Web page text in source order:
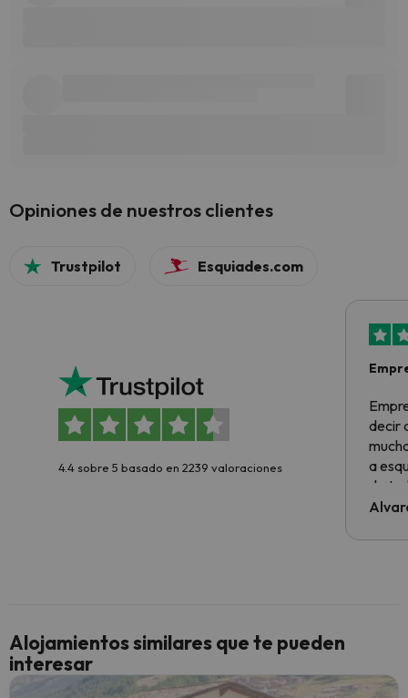
Opiniones de nuestros clientes
Trustpilot Esquiades.com
4.4 sobre 5 basado en 2239 valoraciones
decir
a
de
al
culpa
Alojamientos similares que te pueden
interesar